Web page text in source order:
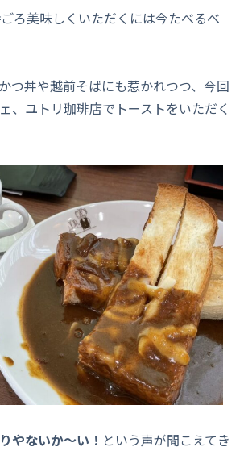
ろ美味しくいただくには今たべるべ
つ丼や越前そばにも惹かれつつ、今回
、ユトリ珈琲店でトーストをいただく
やないか～い！ という声が聞こえてき